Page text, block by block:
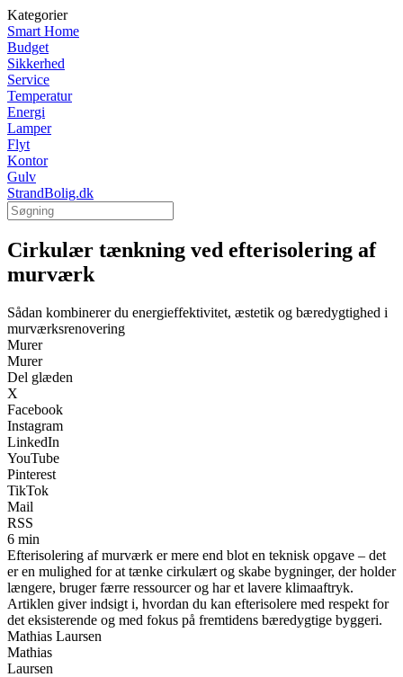
Kategorier
Smart Home
Budget
Sikkerhed
Service
Temperatur
Energi
Lamper
Flyt
Kontor
Gulv
StrandBolig.dk
Cirkulær tænkning ved efterisolering af
murværk
Sådan kombinerer du energieffektivitet, æstetik og bæredygtighed i
murværksrenovering
Murer
Murer
Del glæden
X
Facebook
Instagram
LinkedIn
YouTube
Pinterest
TikTok
Mail
RSS
6 min
Efterisolering af murværk er mere end blot en teknisk opgave – det
er en mulighed for at tænke cirkulært og skabe bygninger, der holder
længere, bruger færre ressourcer og har et lavere klimaaftryk.
Artiklen giver indsigt i, hvordan du kan efterisolere med respekt for
det eksisterende og med fokus på fremtidens bæredygtige byggeri.
Mathias Laursen
Mathias
Laursen